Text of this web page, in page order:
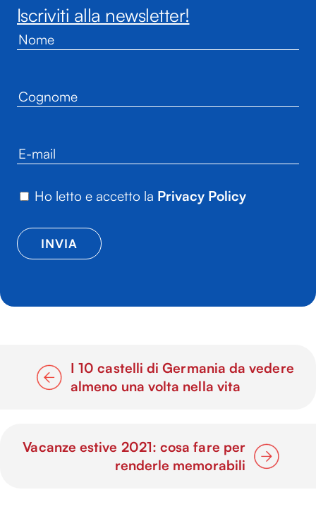
Iscriviti alla newsletter!
Ho letto e accetto la Privacy Policy
I 10 castelli di Germania da vedere
almeno una volta nella vita
Vacanze estive 2021: cosa fare per
renderle memorabili